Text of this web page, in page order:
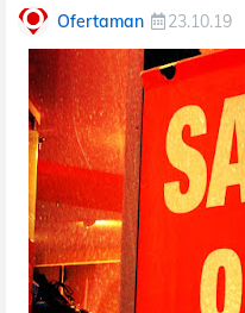
Ofertaman 23.10.19